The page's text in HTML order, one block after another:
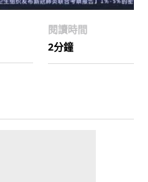
閱讀時間
2分鐘